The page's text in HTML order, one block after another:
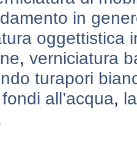
in
oggettistica
, verniciatura
turapori
fondi all’acqua,